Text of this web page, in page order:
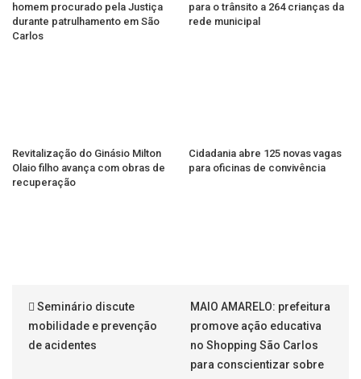
homem procurado pela Justiça
durante patrulhamento em São
Carlos
para o trânsito a 264 crianças da
rede municipal
Revitalização do Ginásio Milton
Olaio filho avança com obras de
recuperação
Cidadania abre 125 novas vagas
para oficinas de convivência
Seminário discute
mobilidade e prevenção
de acidentes
MAIO AMARELO: prefeitura
promove ação educativa
no Shopping São Carlos
para conscientizar sobre